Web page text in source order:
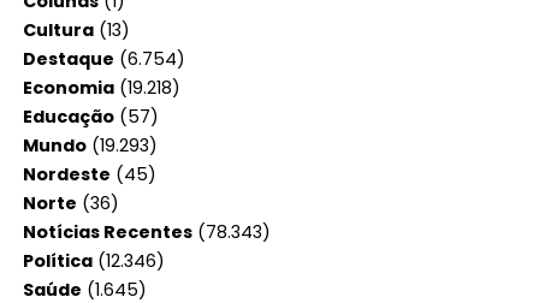
Cultura(13)
Destaque (6.754)
Economia(19.218)
Educação(57)
Mundo(19.293)
Nordeste (45)
Norte (36)
Notícias Recentes(78.343)
Política(12.346)
Saúde (1.645)